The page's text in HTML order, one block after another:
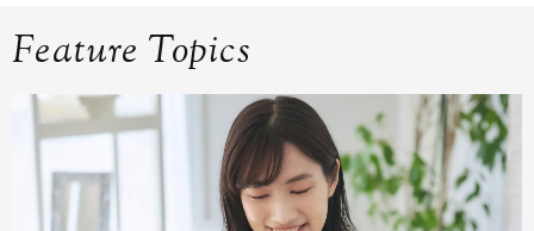
Feature Topics